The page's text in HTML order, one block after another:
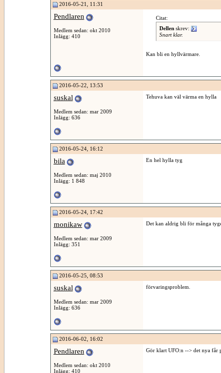
2016-05-21, 11:31
Pendlaren
Medlem sedan: okt 2010
Inlägg: 410
Citat:
Dellenskrev:
Snart klar.
Kan bli en hyllvärmare.
2016-05-22, 13:53
suskal
Medlem sedan: mar 2009
Inlägg: 636
Tehuva kan väl värma en hylla
2016-05-24, 16:12
bila
Medlem sedan: maj 2010
Inlägg: 1 848
En hel hylla tyg
2016-05-24, 17:42
monikaw
Medlem sedan: mar 2009
Inlägg: 351
Det kan aldrig bli för många
2016-05-25, 08:53
suskal
Medlem sedan: mar 2009
Inlägg: 636
förvaringsproblem.
2016-06-02, 16:02
Pendlaren
Medlem sedan: okt 2010
Inlägg: 410
Gör klart UFO:n --> det nya får